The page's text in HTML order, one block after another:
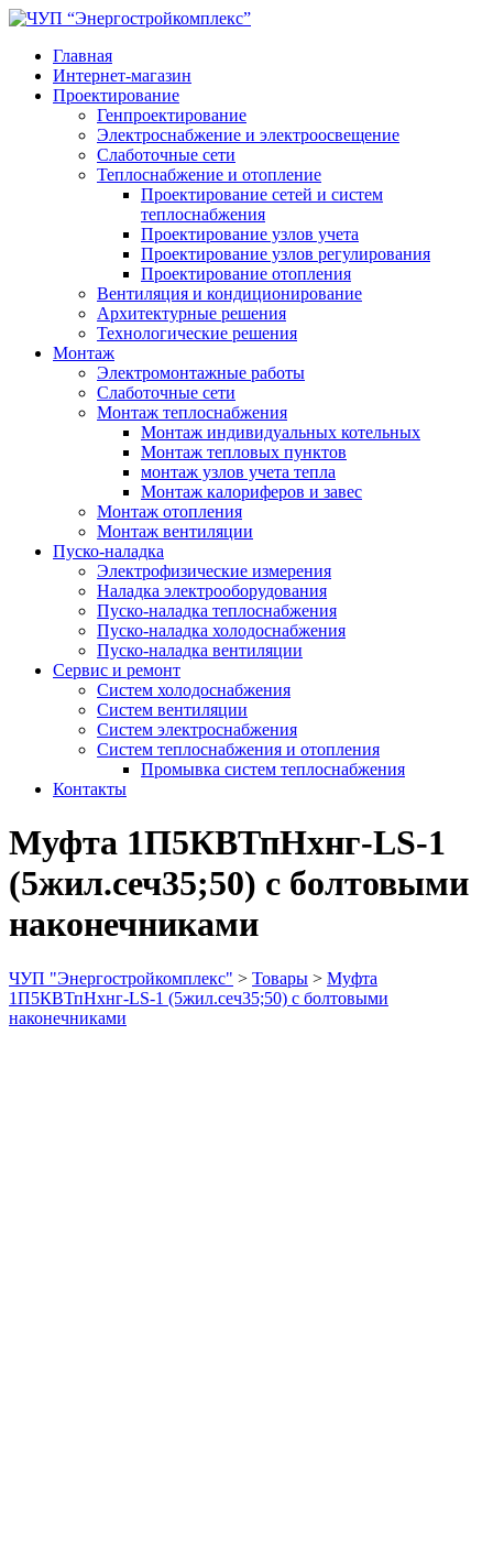
Главная
Интернет-магазин
Проектирование
Генпроектирование
Электроснабжение и электроосвещение
Слаботочные сети
Теплоснабжение и отопление
Проектирование сетей и систем
теплоснабжения
Проектирование узлов учета
Проектирование узлов регулирования
Проектирование отопления
Вентиляция и кондиционирование
Архитектурные решения
Технологические решения
Монтаж
Электромонтажные работы
Слаботочные сети
Монтаж теплоснабжения
Монтаж индивидуальных котельных
Монтаж тепловых пунктов
монтаж узлов учета тепла
Монтаж калориферов и завес
Монтаж отопления
Монтаж вентиляции
Пуско-наладка
Электрофизические измерения
Наладка электрооборудования
Пуско-наладка теплоснабжения
Пуско-наладка холодоснабжения
Пуско-наладка вентиляции
Сервис и ремонт
Систем холодоснабжения
Систем вентиляции
Систем электроснабжения
Систем теплоснабжения и отопления
Промывка систем теплоснабжения
Контакты
Муфта 1П5КВТпНхнг-LS-1
(5жил.сеч35;50) с болтовыми
наконечниками
ЧУП "Энергостройкомплекс" > Товары > Муфта
1П5КВТпНхнг-LS-1 (5жил.сеч35;50) с болтовыми
наконечниками